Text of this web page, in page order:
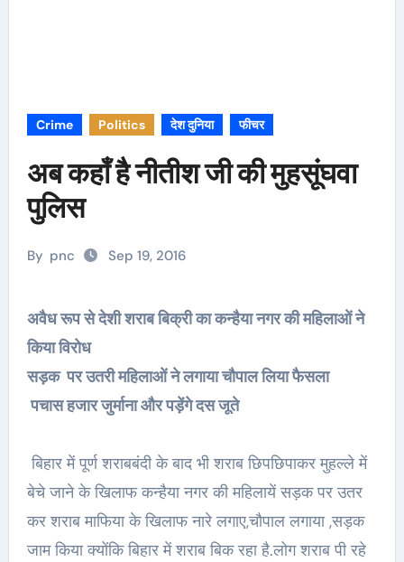
Crime Politics देश दुनिया फीचर
अब कहाँ है नीतीश जी की मुहसूंघवा
पुलिस
By pnc Sep 19, 2016
अवैध रूप से देशी शराब बिक्री का कन्हैया नगर की महिलाओं ने
किया विरोध
सड़क पर उतरी महिलाओं ने लगाया चौपाल लिया फैसला
पचास हजार जुर्माना और पड़ेंगे दस जूते
बिहार में पूर्ण शराबबंदी के बाद भी शराब छिपछिपाकर मुहल्ले में
बेचे जाने के खिलाफ कन्हैया नगर की महिलायें सड़क पर उतर
कर शराब माफिया के खिलाफ नारे लगाए,चौपाल लगाया ,सड़क
जाम किया क्योंकि बिहार में शराब बिक रहा है.लोग शराब पी रहे